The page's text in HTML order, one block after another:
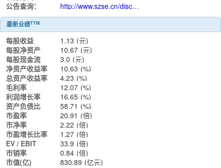
公告查询：
http://www.szse.cn/disclosure/listed/notice/index.html?stock=002241
最新业绩TTM
每股收益 1.13 (元)
每股净资产
10.67 (元)
每股现金流
3.0 (元)
净资产收益率
10.63 (%)
总资产收益率
4.23 (%)
毛利率
12.07 (%)
利润增长率
16.65 (%)
资产负债比
58.71 (%)
市盈率
20.91 (倍)
市净率
2.22 (倍)
市盈增长比率
1.27 (倍)
EV / EBIT
33.9 (倍)
市销率
0.84 (倍)
市值(亿)
830.89 (亿元)